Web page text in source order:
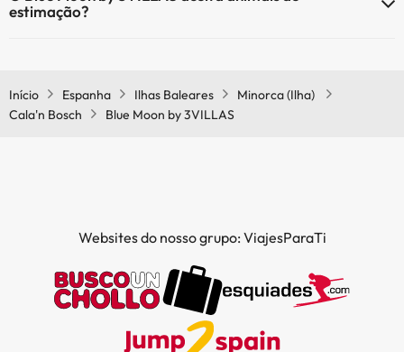
estimação?
Início Espanha Ilhas Baleares
Minorca (Ilha)
Cala'n Bosch
Blue Moon by 3VILLAS
Websites do nosso grupo: ViajesParaTi